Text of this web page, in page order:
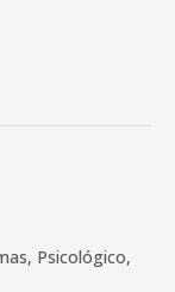
Psicológico,